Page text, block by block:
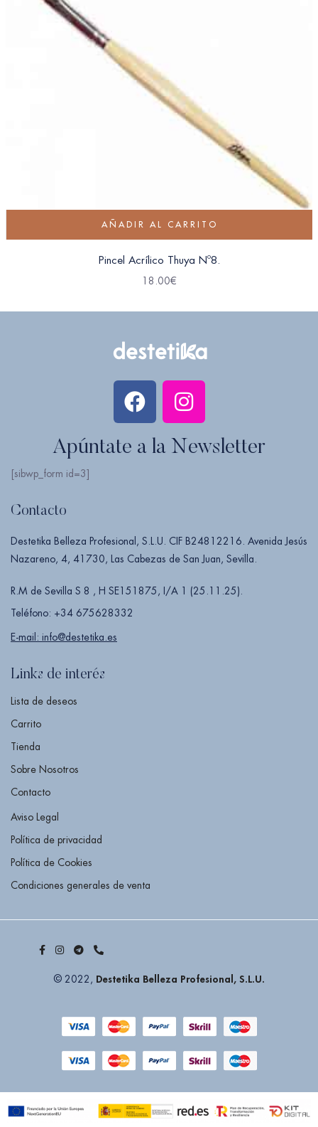
AÑADIR AL CARRITO
Pincel Acrílico Thuya Nº8.
18.00€
Apúntate a la Newsletter
[sibwp_form id=3]
Contacto
Destetika Belleza Profesional, S.L.U. CIF B24812216. Avenida Jesús
Nazareno, 4, 41730, Las Cabezas de San Juan, Sevilla.
R.M de Sevilla S 8 , H SE151875, I/A 1 (25.11.25).
Teléfono: +34 675628332
E-mail: info@destetika.es
Links de interés
Lista de deseos
Carrito
Tienda
Sobre Nosotros
Contacto
Aviso Legal
Política de privacidad
Política de Cookies
Condiciones generales de venta
© 2022, Destetika Belleza Profesional, S.L.U.